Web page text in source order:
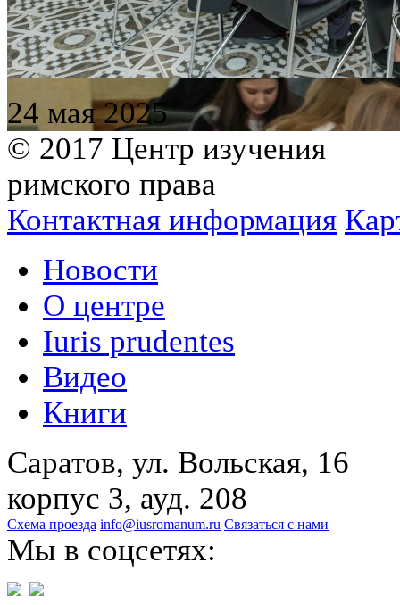
24 мая 2025
© 2017 Центр изучения
римского права
Контактная информация
Новости
О центре
Iuris prudentes
Видео
Книги
Саратов, ул. Вольская, 16
корпус 3, ауд. 208
Схема проезда info@iusromanum.ru Связаться с нами
Мы в соцсетях: